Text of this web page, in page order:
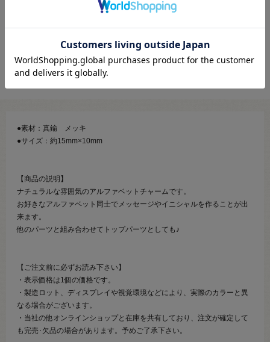
カートに入る範囲内でご注文ください。
●素材：真鍮 メッキ
●サイズ：約15mm×10mm
【商品の説明】
ナチュラルな雰囲気のアルファベットチャームです。
お好きなアルファベット同士でメッセージやイニシャルを作ることが出
来ます。
他のパーツと組み合わせてトップパーツとしても♪
【ご注文前に必ずお読み下さい】
・表示価格は1個の価格です。
・製造ロット、ディスプレイや視覚環境などにより、実際のカラーと異
なる場合がございます。
・当社の他オンラインショップと在庫を共有しており、注文が確定して
も完売･欠品の場合があります。予めご了承下さい。